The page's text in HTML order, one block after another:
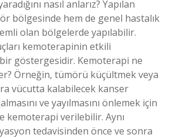
nasıl anlarız? Yapılan
bölgesinde hem de genel hastalık
olan bölgelerde yapılabilir.
kemoterapinin etkili
göstergesidir. Kemoterapi ne
Örneğin, tümörü küçültmek veya
vücutta kalabilecek kanser
ve yayılmasını önlemek için
kemoterapi verilebilir. Aynı
tedavisinden önce ve sonra